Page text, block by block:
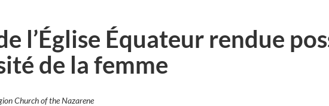
l’Église Équateur rendue
de la femme
Church of the Nazarene